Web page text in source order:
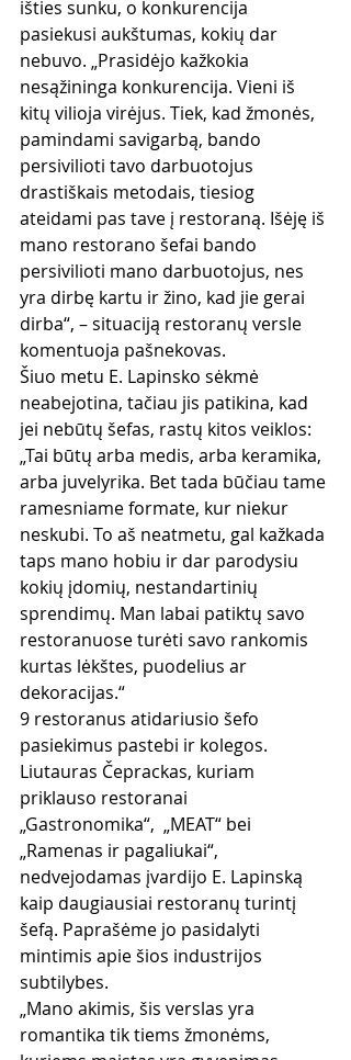
išties sunku, o konkurencija
pasiekusi aukštumas, kokių dar
nebuvo. „Prasidėjo kažkokia
nesąžininga konkurencija. Vieni iš
kitų vilioja virėjus. Tiek, kad žmonės,
pamindami savigarbą, bando
persivilioti tavo darbuotojus
drastiškais metodais, tiesiog
ateidami pas tave į restoraną. Išėję iš
mano restorano šefai bando
persivilioti mano darbuotojus, nes
yra dirbę kartu ir žino, kad jie gerai
dirba“, – situaciją restoranų versle
komentuoja pašnekovas.
Šiuo metu E. Lapinsko sėkmė
neabejotina, tačiau jis patikina, kad
jei nebūtų šefas, rastų kitos veiklos:
„Tai būtų arba medis, arba keramika,
arba juvelyrika. Bet tada būčiau tame
ramesniame formate, kur niekur
neskubi. To aš neatmetu, gal kažkada
taps mano hobiu ir dar parodysiu
kokių įdomių, nestandartinių
sprendimų. Man labai patiktų savo
restoranuose turėti savo rankomis
kurtas lėkštes, puodelius ar
dekoracijas.“
9 restoranus atidariusio šefo
pasiekimus pastebi ir kolegos.
Liutauras Čeprackas, kuriam
priklauso restoranai
„Gastronomika“,  „MEAT“ bei
„Ramenas ir pagaliukai“,
nedvejodamas įvardijo E. Lapinską
kaip daugiausiai restoranų turintį
šefą. Paprašėme jo pasidalyti
mintimis apie šios industrijos
subtilybes.
„Mano akimis, šis verslas yra
romantika tik tiems žmonėms,